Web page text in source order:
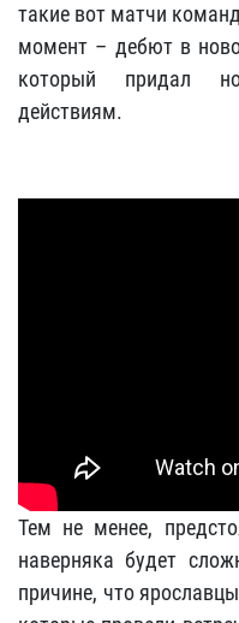
такие вот матчи
момент – дебют в
который придал
действиям.
Тем не менее,
наверняка будет
причине, что